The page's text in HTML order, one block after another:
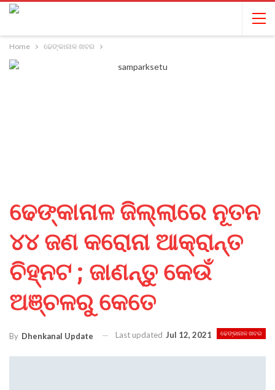
Home ଢେଙ୍କାନାଳ ଖବର
ଢେଙ୍କାନାଳ ଜିଲ୍ଲାରେ ନୂତନ
୪୪ ଜଣ କରୋନା ଆକ୍ରାନ୍ତ
ଚିହ୍ନଟ ; ଜାଣନ୍ତୁ କେଉଁ
ଅଞ୍ଚଳରୁ କେତେ
ଢେଙ୍କାନାଳ ଖବର
By Dhenkanal Update Last updated Jul 12, 2021